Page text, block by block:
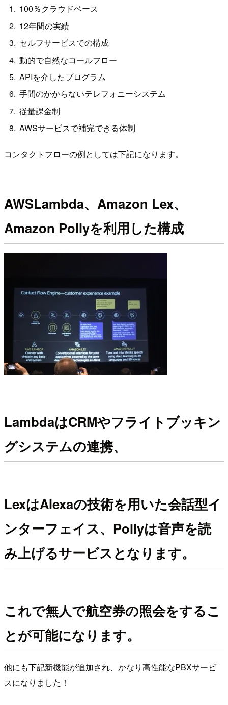
100％クラウドベース
12年間の実績
セルフサービスでの構成
動的で自然なコールフロー
APIを介したプログラム
手間のかからないテレフォニーシステム
従量課金制
AWSサービスで補完できる体制
コンタクトフローの例としては下記になります。
AWSLambda、Amazon Lex、
Amazon Pollyを利用した構成
LambdaはCRMやフライトブッキン
グシステムの連携、
LexはAlexaの技術を用いた会話型イ
ンターフェイス、Pollyは音声を読
み上げるサービスとなります。
これで無人で航空券の照会をするこ
とが可能になります。
他にも下記新機能が追加され、かなり高性能なPBXサービ
スになりました！